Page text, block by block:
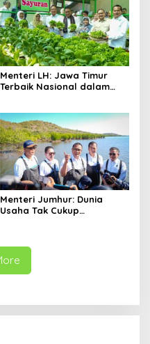
Menteri LH: Jawa Timur
Terbaik Nasional dalam
Menteri Jumhur: Dunia
Usaha Tak Cukup